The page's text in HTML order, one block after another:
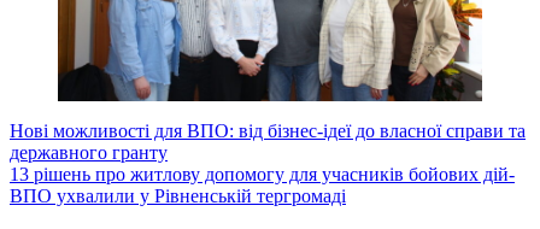
Навігація
записів
Нові можливості для ВПО: від бізнес-ідеї до власної справи та
державного гранту
13 рішень про житлову допомогу для учасників бойових дій-
ВПО ухвалили у Рівненській тергромаді